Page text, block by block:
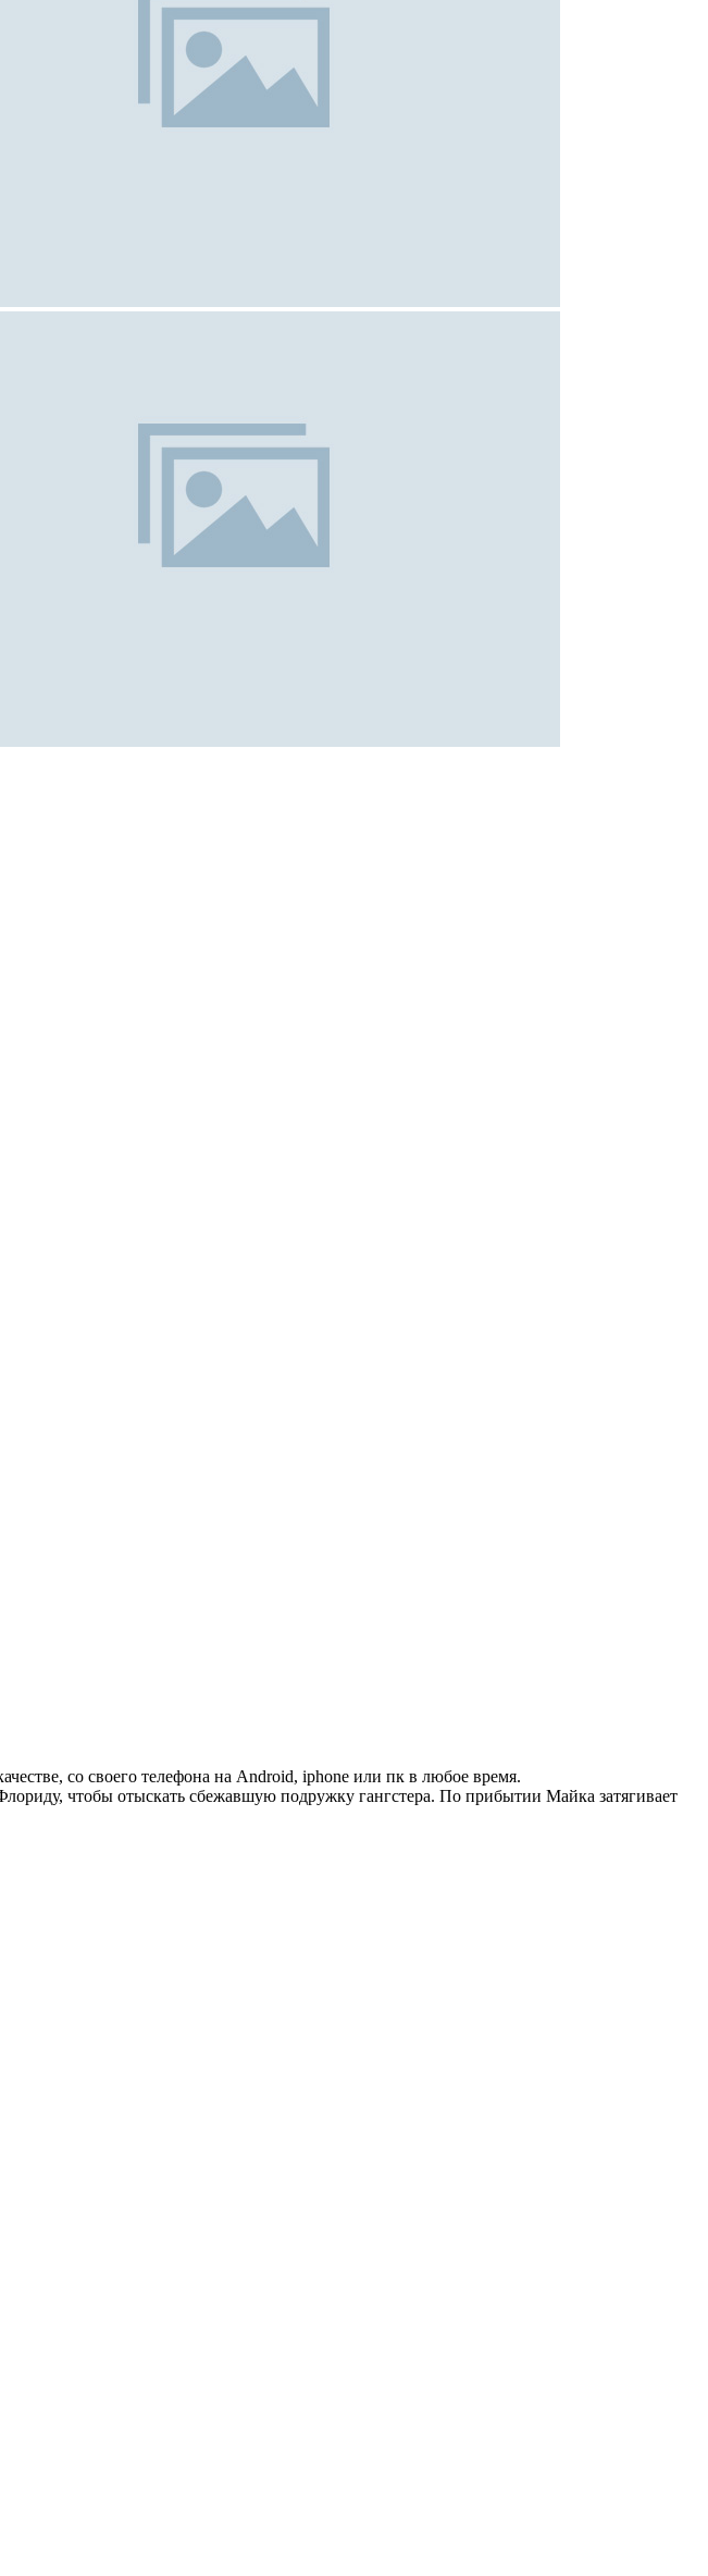
со своего телефона на Android, iphone или пк в любое время.
чтобы отыскать сбежавшую подружку гангстера. По прибытии Майка затягивает